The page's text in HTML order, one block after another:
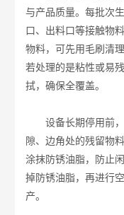
与产品质量。每批次
口、出料口等接触物
物料，可先用毛刷清
若处理的是粘性或易
拭，确保全覆盖。
设备长期停用前，
隙、边角处的残留物
涂抹防锈油脂，防止
掉防锈油脂，再进行
产。